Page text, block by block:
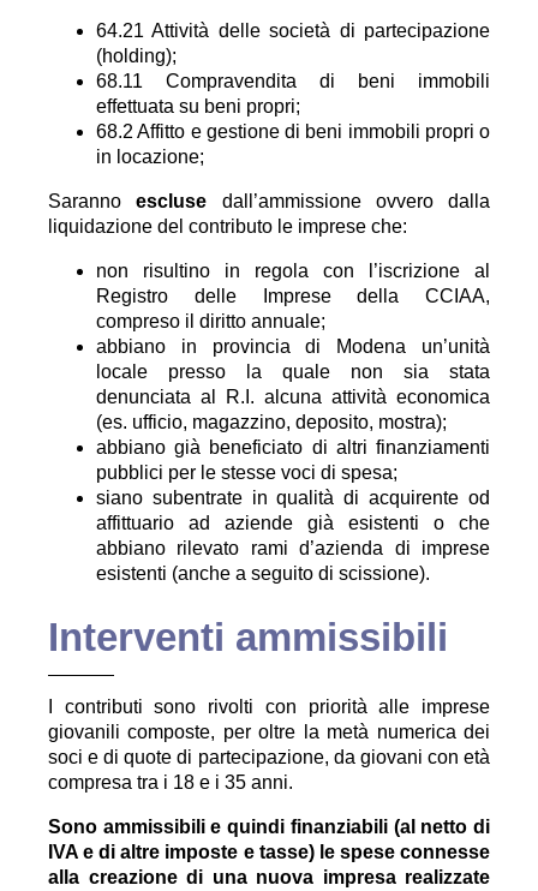
64.21 Attività delle società di partecipazione
(holding);
68.11 Compravendita di beni immobili
effettuata su beni propri;
68.2 Affitto e gestione di beni immobili propri o
in locazione;
Sarannoescluse dall’ammissione ovvero dalla
liquidazione del contributo le imprese che:
non risultino in regola con l’iscrizione al
Registro delle Imprese della CCIAA,
compreso il diritto annuale;
abbiano in provincia di Modena un’unità
locale presso la quale non sia stata
denunciata al R.I. alcuna attività economica
(es. ufficio, magazzino, deposito, mostra);
abbiano già beneficiato di altri finanziamenti
pubblici per le stesse voci di spesa;
siano subentrate in qualità di acquirente od
affittuario ad aziende già esistenti o che
abbiano rilevato rami d’azienda di imprese
esistenti (anche a seguito di scissione).
Interventi ammissibili
I contributi sono rivolti con priorità alle imprese
giovanili composte, per oltre la metà numerica dei
soci e di quote di partecipazione, da giovani con età
compresa tra i 18 e i 35 anni.
Sono ammissibili e quindi finanziabili (al netto di
IVA e di altre imposte e tasse) le spese connesse
alla creazione di una nuova impresa realizzate